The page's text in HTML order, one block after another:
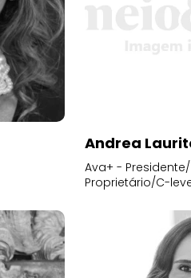
Andrea
Ava+ -
Proprietário/C-